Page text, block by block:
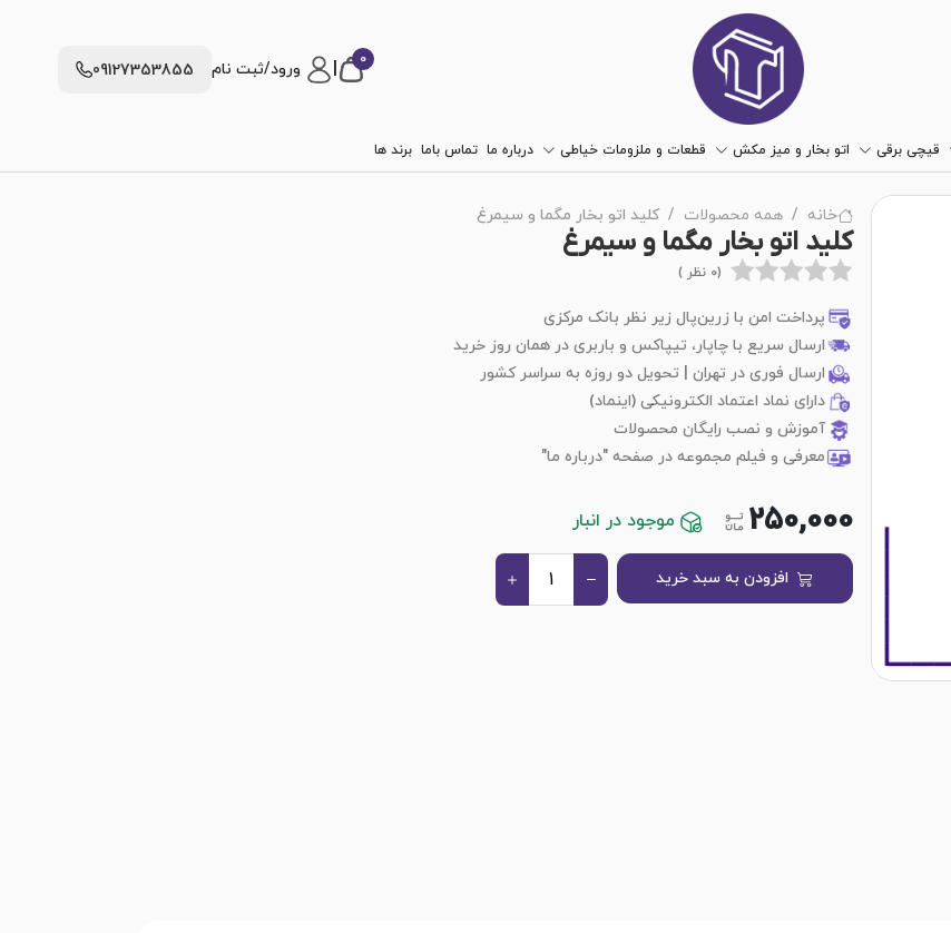
0 ورود/ثبت نام 09127353855
قیچی برقی اتو بخار و میز مکش قطعات و ملزومات خیاطی درباره ما تماس باما برند ها
خانه همه محصولات کلید اتو بخار مگما و سیمرغ
کلید اتو بخار مگما و سیمرغ
(0 نظر )
پرداخت امن با زرین‌پال زیر نظر بانک مرکزی
ارسال سریع با چاپار، تیپاکس و باربری در همان روز خرید
ارسال فوری در تهران | تحویل دو روزه به سراسر کشور
دارای نماد اعتماد الکترونیکی (اینماد)
آموزش و نصب رایگان محصولات
معرفی و فیلم مجموعه در صفحه "درباره ما"
250,000 موجود در انبار
افزودن به سبد خرید